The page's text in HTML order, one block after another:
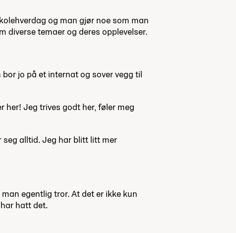
og man gjør noe som man
diverse temaer og deres opplevelser.
jo på et internat og sover vegg til
Jeg trives godt her, føler meg
seg alltid. Jeg har blitt litt mer
egentlig tror. At det er ikke kun
hatt det.